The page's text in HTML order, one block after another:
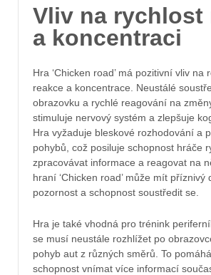
Vliv na rychlost
a koncentraci
Hra ‘Chicken road’ má pozitivní vliv na
reakce a koncentrace. Neustálé
obrazovku a rychlé reagování na
stimuluje nervový systém a zlepšuje
Hra vyžaduje bleskové rozhodování a
pohybů, což posiluje schopnost hráče
zpracovávat informace a reagovat na
hraní ‘Chicken road’ může mít příznivý
pozornost a schopnost soustředit se.
Hra je také vhodná pro trénink
se musí neustále rozhlížet po
pohyb aut z různých směrů. To
schopnost vnímat více informací